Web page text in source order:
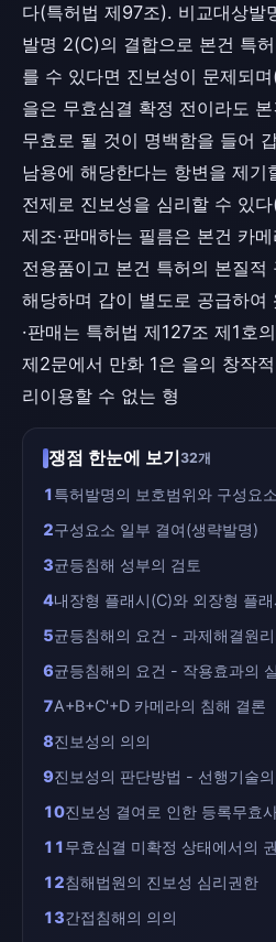
다(특허법 제97조). 비교대상
발명 2(C)의 결합으로 본건 특
를 수 있다면 진보성이 문제되
을은 무효심결 확정 전이라도
무효로 될 것이 명백함을 들어
남용에 해당한다는 항변을 제기
전제로 진보성을 심리할 수 있
제조·판매하는 필름은 본건 카
전용품이고 본건 특허의 본질적
해당하며 갑이 별도로 공급하여
·판매는 특허법 제127조 제1호
제2문에서 만화 1은 을의 창작
리이용할 수 없는 형
쟁점 한눈에 보기32개
1특허발명의 보호범위와 구성요
2구성요소 일부 결여(생략발명)
3균등침해 성부의 검토
4내장형 플래시(C)와 외장형 플
5균등침해의 요건 - 과제해결원
6균등침해의 요건 - 작용효과의
7A+B+C'+D 카메라의 침해 결론
8진보성의 의의
9진보성의 판단방법 - 선행기술
10진보성 결여로 인한 등록무효
11무효심결 미확정 상태에서의
12침해법원의 진보성 심리권한
13간접침해의 의의